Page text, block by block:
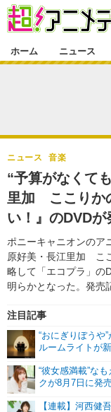
ゲーム・アプ
グッズ
声優
舞台
特集一覧
ラキりす
連載マンガ
連載マンガ一
番組・動画
番組・動画一
連載・ブログ
連載・ブログ一
編集部ブログ・お
ホーム ニュース
“予算がなくて
里加 ここりか
い！』のDVDが
ポニーキャニオンのア
原好美・長江里加 こ
略して「エコプラ」の
明らかとなった。発売
ニュース 音楽
注目記事
“おにぎりぼうや
ルームライトが
“彼女感満載”な
クが8月7日に発
【連載】河西健